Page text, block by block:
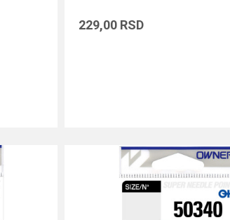
229,00 RSD